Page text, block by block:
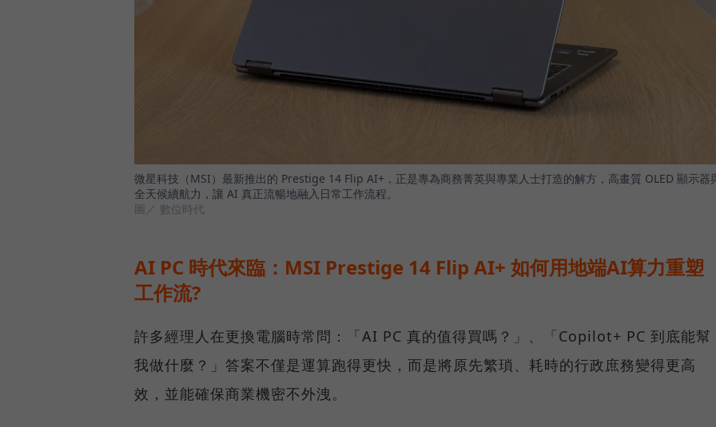
微星科技（MSI）最新推出的 Prestige 14 Flip AI+，正是專為商務菁英與專業人士打造的解方，高畫質 OLED 顯示器
全天候續航力，讓 AI 真正流暢地融入日常工作流程。
圖／ 數位時代
AI PC 時代來臨：MSI Prestige 14 Flip AI+ 如何用地端AI算力重塑
工作流?
許多經理人在更換電腦時常問：「AI PC 真的值得買嗎？」、「Copilot+ PC 到底能幫
我做什麼？」答案不僅是運算跑得更快，而是將原先繁瑣、耗時的行政庶務變得更高
效，並能確保商業機密不外洩。